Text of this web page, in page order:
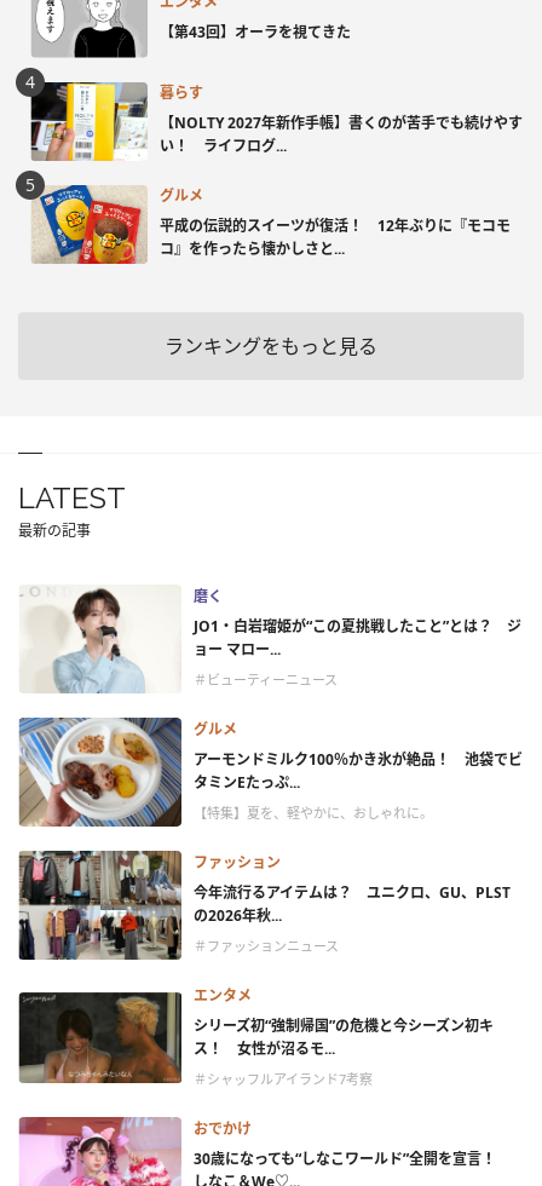
【第43回】オーラを視てきた
暮らす
【NOLTY 2027年新作手帳】書くのが苦手でも続けやす
い！ ライフログ...
グルメ
平成の伝説的スイーツが復活！ 12年ぶりに『モコモ
コ』を作ったら懐かしさと...
ランキングをもっと見る
LATEST
最新の記事
磨く
JO1・白岩瑠姫が“この夏挑戦したこと”とは？ ジ
ョー マロー...
＃ビューティーニュース
グルメ
アーモンドミルク100％かき氷が絶品！ 池袋でビ
タミンEたっぷ...
【特集】夏を、軽やかに、おしゃれに。
ファッション
今年流行るアイテムは？ ユニクロ、GU、PLST
の2026年秋...
＃ファッションニュース
エンタメ
シリーズ初“強制帰国”の危機と今シーズン初キ
ス！ 女性が沼るモ...
＃シャッフルアイランド7考察
おでかけ
30歳になっても“しなこワールド”全開を宣言！
しなこ＆We♡...